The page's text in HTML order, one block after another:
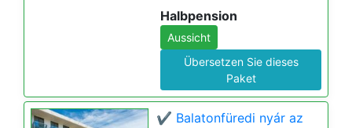
Halbpension
Aussicht
Übersetzen Sie dieses
Paket
✔️ Balatonfüredi nyár az